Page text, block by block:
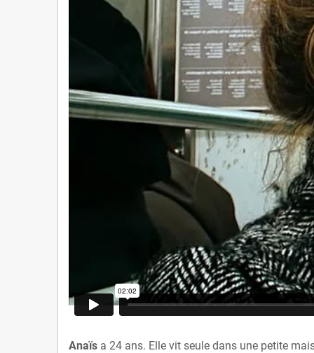
Anaïs a 24 ans. Elle vit seule dans une petite